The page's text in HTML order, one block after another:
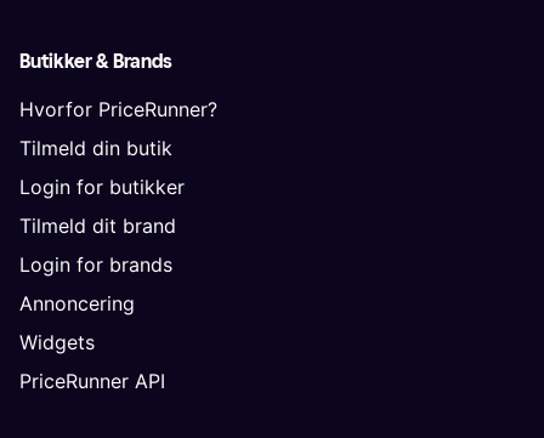
Butikker & Brands
Hvorfor PriceRunner?
Tilmeld din butik
Login for butikker
Tilmeld dit brand
Login for brands
Annoncering
Widgets
PriceRunner API